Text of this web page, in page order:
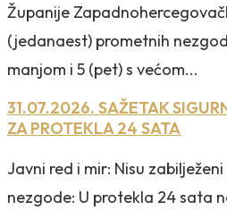
Županije
(jedanaest) prometnih
manjom i 5 (pet) s većom...
31.07.2026. SAŽETAK
ZA PROTEKLA 24 SATA
Javni red i mir: Nisu
nezgode: U protekla 24 sata